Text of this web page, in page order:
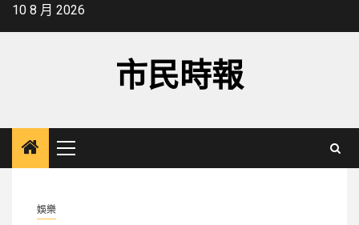
Skip10 8 月 2026
市民時報
Primary
Menu
娛樂